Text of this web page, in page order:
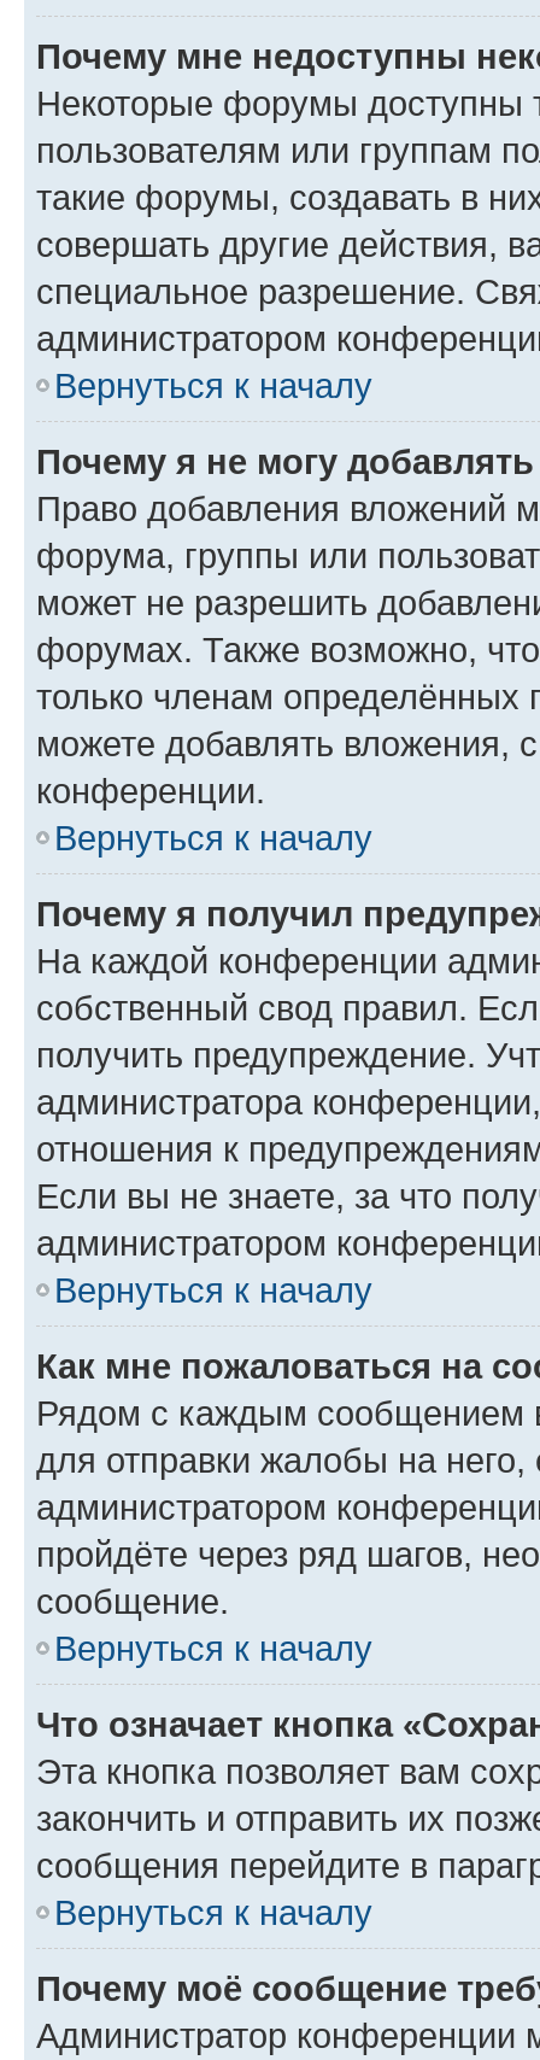
Почему мне недоступны
Некоторые форумы доступны
пользователям или группам
такие форумы, создавать в
совершать другие действия,
специальное разрешение.
администратором
Вернуться к началу
Почему я не могу
Право добавления вложений
форума, группы или
может не разрешить
форумах. Также возможно,
только членам определённых
можете добавлять вложения,
конференции.
Вернуться к началу
Почему я получил
На каждой конференции
собственный свод правил.
получить предупреждение.
администратора
отношения к
Если вы не знаете, за что
администратором
Вернуться к началу
Как мне пожаловаться на
Рядом с каждым сообщением
для отправки жалобы на
администратором
пройдёте через ряд шагов,
сообщение.
Вернуться к началу
Что означает кнопка
Эта кнопка позволяет вам
закончить и отправить их
сообщения перейдите в
Вернуться к началу
Почему моё сообщение
Администратор конференции